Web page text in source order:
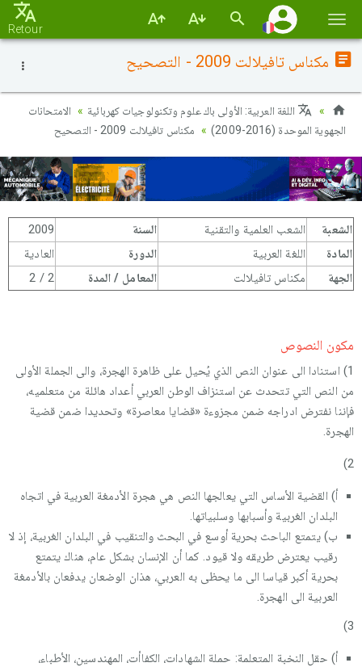
la
Retour
مكناس تافيلالت 2009 - التصحيح
اللغة العربية: الأولى باك علوم وتكنولوجيات كهربائية
الامتحانات
الجهوية الموحدة (2016-2009)
مكناس تافيلالت 2009 - التصحيح
الشعبة الشعب العلمية والتقنية السنة
2009
المادة
اللغة العربية الدورة
العادية
الجهة
مكناس تافيلالت المعامل / المدة 2 / 2
مكون النصوص
1) استنادا الى عنوان النص الذي يُحيل على ظاهرة الهجرة، والى الجملة الأولى
من النص التي تتحدث عن استنزاف الوطن العربي أعداد هائلة من متعلميه،
فإننا نفترض ادراجه ضمن مجزوءة «قضايا معاصرة» وتحديدا ضمن قضية
الهجرة.
2)
أ) القضية الأساس التي يعالجها النص هي هجرة الأدمغة العربية في اتجاه
البلدان الغربية وأسبابها وسلبياتها.
ب) يتمتع الباحث بحرية أوسع في البحث والتنقيب في البلدان الغربية، إذ لا
رقيب يعترض طريقه ولا قيود. كما أن الإنسان بشكل عام، هناك يتمتع
بحرية أكبر قياسا الى ما يحظى به العربي، هذان الوضعان يدفعان بالأدمغة
العربية الى الهجرة.
3)
أ) حقل النخبة المتعلمة: حملة الشهادات، الكفاأت، المهندسين، الأطباء،